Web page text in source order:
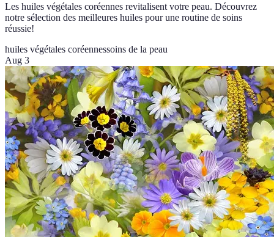
Les huiles végétales coréennes revitalisent votre peau. Découvrez
notre sélection des meilleures huiles pour une routine de soins
réussie!
huiles végétales coréennessoins de la peau
Aug 3